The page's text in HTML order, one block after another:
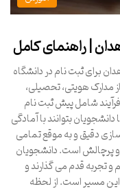
| راهنمای کامل
برای ثبت نام در دانشگاه
مدارک هویتی، تحصیلی،
شامل پیش ثبت نام
بتوانند با آمادگی
دقیق و به موقع تمامی
پرچالش است. دانشجویان
و تجربه قدم می گذارند و
این مسیر است. از لحظه